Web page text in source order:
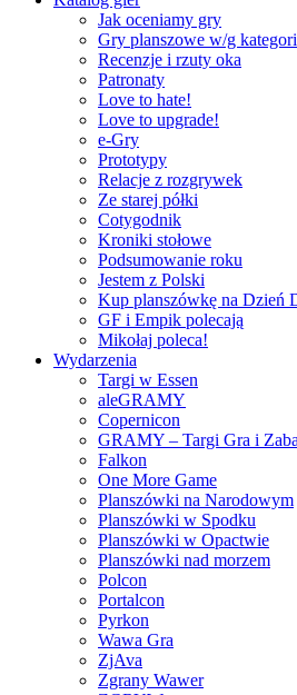
Jak oceniamy gry
Gry planszowe w/g
Recenzje i rzuty oka
Patronaty
Love to hate!
Love to upgrade!
e-Gry
Prototypy
Relacje z rozgrywek
Ze starej półki
Cotygodnik
Kroniki stołowe
Podsumowanie roku
Jestem z Polski
Kup planszówkę na Dzień
GF i Empik polecają
Mikołaj poleca!
Wydarzenia
Targi w Essen
aleGRAMY
Copernicon
GRAMY – Targi Gra i
Falkon
One More Game
Planszówki na Narodowym
Planszówki w Spodku
Planszówki w Opactwie
Planszówki nad morzem
Polcon
Portalcon
Pyrkon
Wawa Gra
ZjAva
Zgrany Wawer